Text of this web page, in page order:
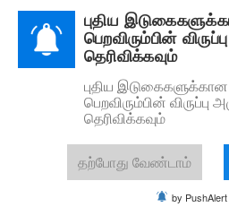
நடவடிக்கைகள் (நீர் உட்பட
வேறு நபர்கள் கேட்டால், அவைபற்றி
மறுக்கும்போதே, ஏதோ
அச்சுற்றுவட்டத்திற்கே தெரிய,
தெரியாது போக முடியுமோ?
_மற்றவனைக் குற்றஞ்சாட்ட முன்பு
போனதை இலக்கியத்திலோ,
மறைந்துபோன மர்மம் தான் என்ன?
புதிய
பெறவிரும்பின்
தெரிவிக்கவும்
புதிய
பெறவிரும்பின் விருப்பு
தெரிவிக்கவும்
தற்போது வேண்டாம்
by PushAlert